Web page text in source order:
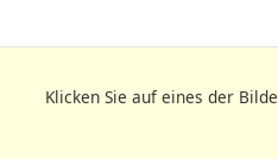
Klicken Sie auf eines der